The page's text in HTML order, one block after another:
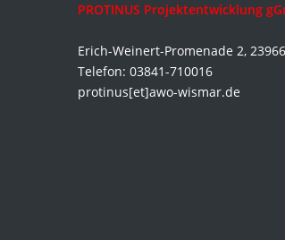
PROTINUS Projektentwicklung
Erich-Weinert-Promenade 2,
Telefon: 03841-710016
protinus[et]awo-wismar.de